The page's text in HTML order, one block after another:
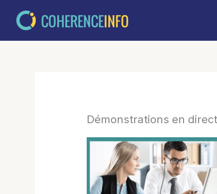
Démonstrations en direct